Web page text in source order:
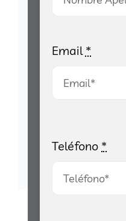
Email *
Teléfono *